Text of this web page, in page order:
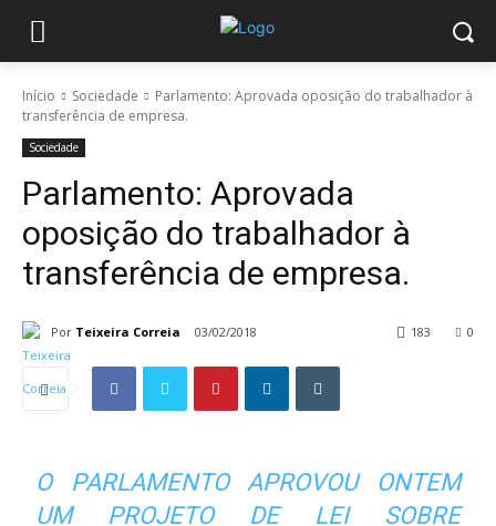
Início Sociedade
Parlamento: Aprovada oposição do trabalhador à
transferência de empresa.
Sociedade
Parlamento: Aprovada
oposição do trabalhador à
transferência de empresa.
Por Teixeira Correia 03/02/2018 0
183
O PARLAMENTO APROVOU ONTEM
UM PROJETO DE LEI SOBRE